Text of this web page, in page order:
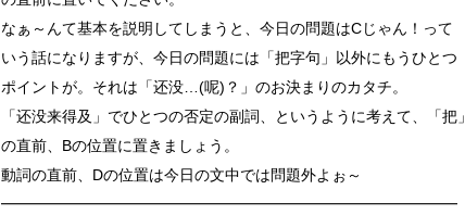
なぁ～んて基本を説明してしまうと、今日の問題はCじゃん！って
いう話になりますが、今日の問題には「把字句」以外にもうひとつ
ポイントが。それは「还没…(呢)？」のお決まりのカタチ。
「还没来得及」でひとつの否定の副詞、というように考えて、「把」
の直前、Bの位置に置きましょう。
動詞の直前、Dの位置は今日の文中では問題外よぉ～
━━━━━━━━━━━━━━━━━━━━━━━━━━━━━━